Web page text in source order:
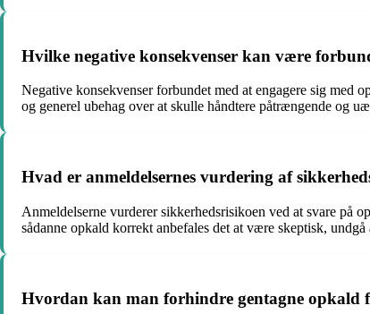
Hvilke negative konsekvenser kan være
Negative konsekvenser forbundet med at engagere sig med
og generel ubehag over at skulle håndtere påtrængende og
Hvad er anmeldelsernes vurdering af
Anmeldelserne vurderer sikkerhedsrisikoen ved at svare på
sådanne opkald korrekt anbefales det at være skeptisk,
Hvordan kan man forhindre gentagne opkald